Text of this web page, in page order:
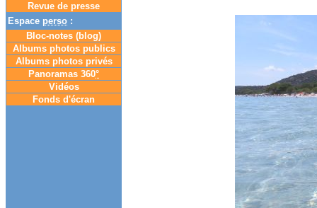
Revue de presse
Espace perso :
Bloc-notes (blog)
Albums photos publics
Albums photos privés
Panoramas 360°
Vidéos
Fonds d'écran